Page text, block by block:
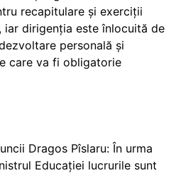
recapitulare și exerciții
iar dirigenția este înlocuită de
personală și
care va fi obligatorie
Dragos Pîslaru: În urma
Educației lucrurile sunt